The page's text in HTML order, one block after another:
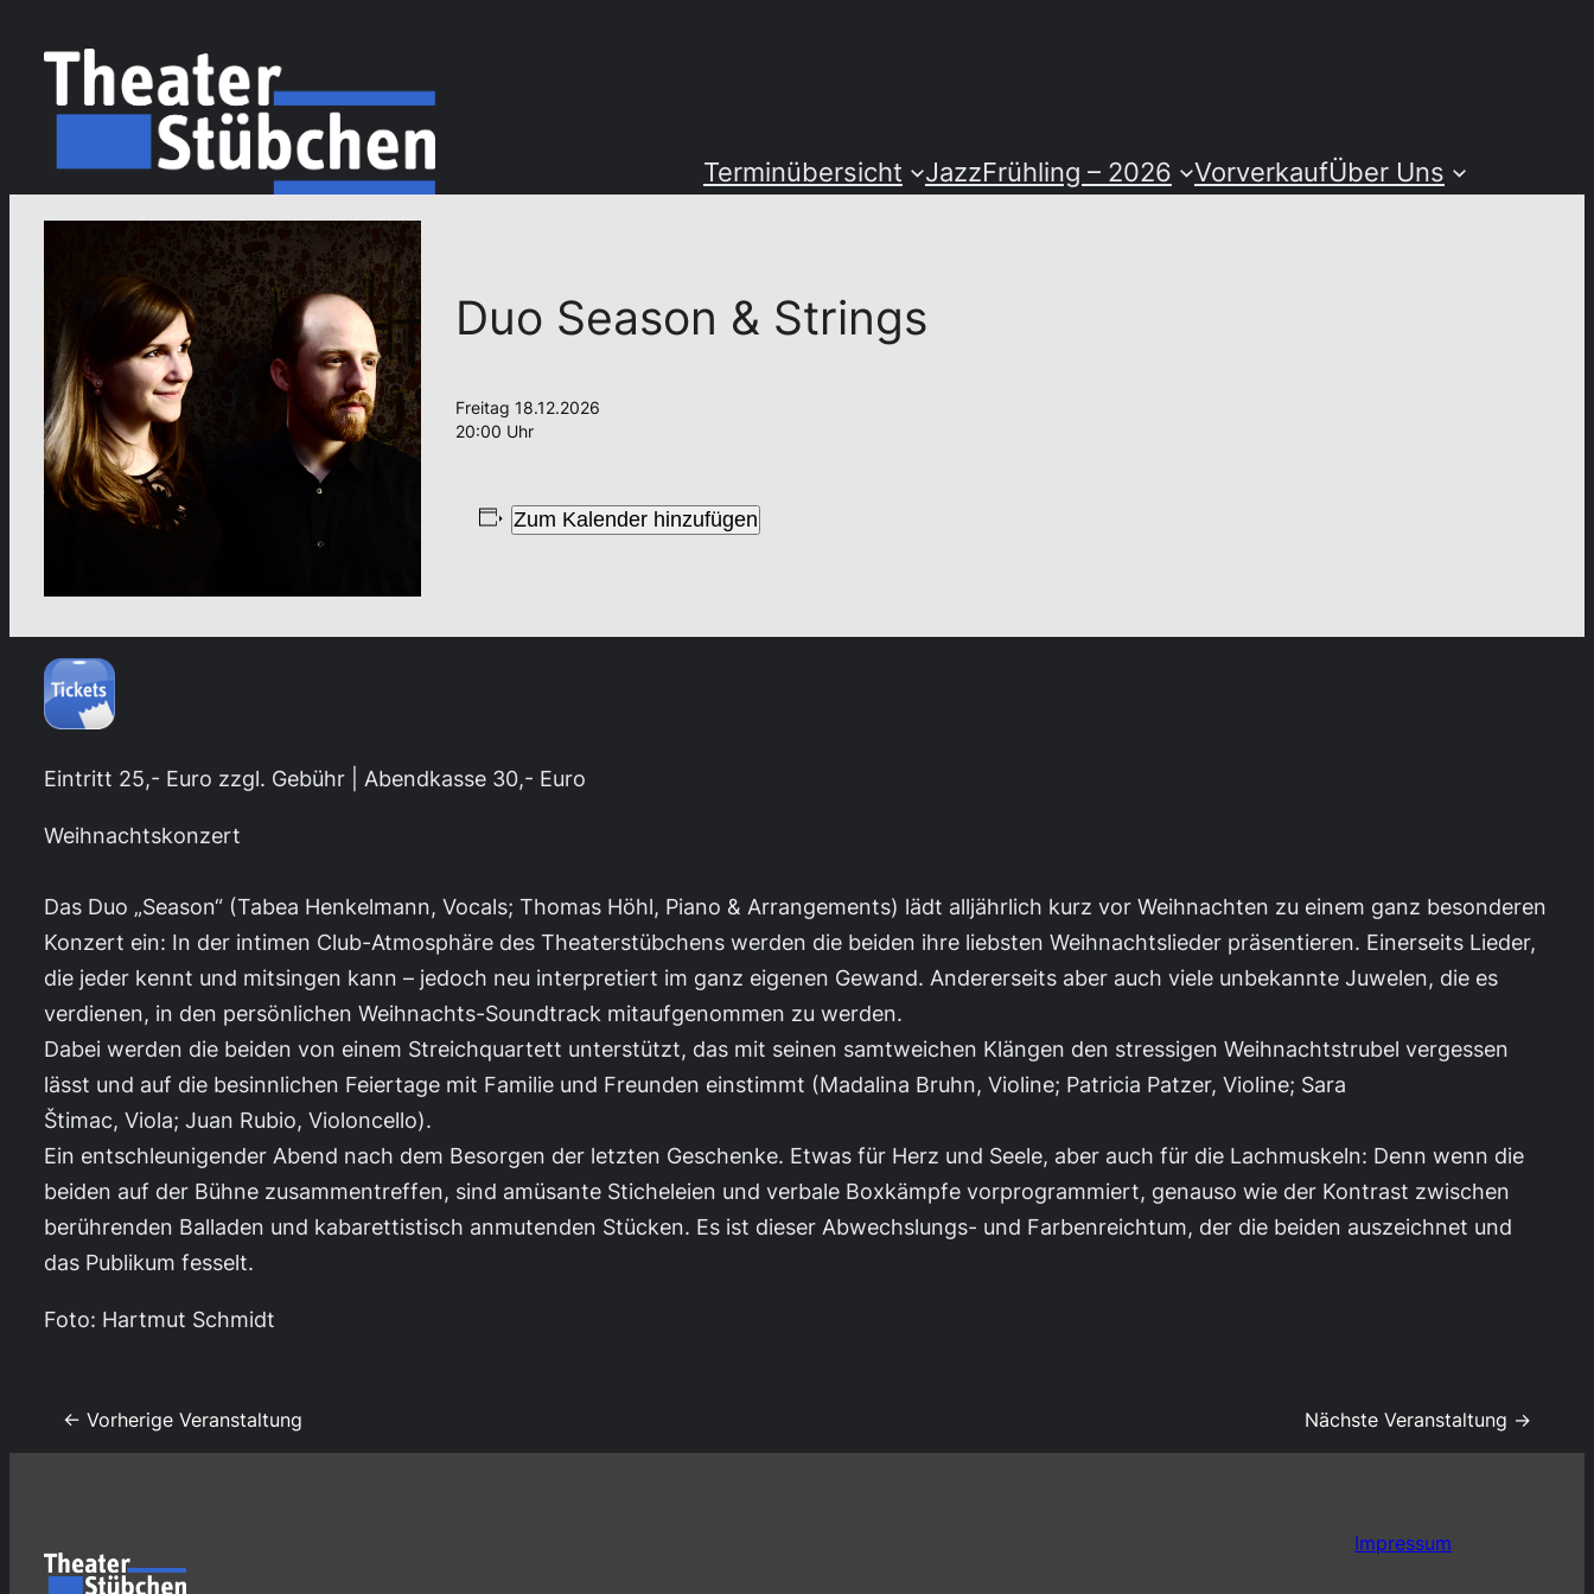
Terminübersicht JazzFrühling – 2026 VorverkaufÜber Uns
Duo Season & Strings
Freitag 18.12.2026
20:00 Uhr
Zum Kalender hinzufügen
Eintritt 25,- Euro zzgl. Gebühr | Abendkasse 30,- Euro
Weihnachtskonzert
Das Duo „Season“ (Tabea Henkelmann, Vocals; Thomas Höhl, Piano & Arrangements) lädt alljährlich kurz vor Weihnachten zu einem ganz besonderen
Konzert ein: In der intimen Club-Atmosphäre des Theaterstübchens werden die beiden ihre liebsten Weihnachtslieder präsentieren. Einerseits Lieder,
die jeder kennt und mitsingen kann – jedoch neu interpretiert im ganz eigenen Gewand. Andererseits aber auch viele unbekannte Juwelen, die es
verdienen, in den persönlichen Weihnachts-Soundtrack mitaufgenommen zu werden.
Dabei werden die beiden von einem Streichquartett unterstützt, das mit seinen samtweichen Klängen den stressigen Weihnachtstrubel vergessen
lässt und auf die besinnlichen Feiertage mit Familie und Freunden einstimmt (Madalina Bruhn, Violine; Patricia Patzer, Violine; Sara
Štimac, Viola; Juan Rubio, Violoncello).
Ein entschleunigender Abend nach dem Besorgen der letzten Geschenke. Etwas für Herz und Seele, aber auch für die Lachmuskeln: Denn wenn die
beiden auf der Bühne zusammentreffen, sind amüsante Sticheleien und verbale Boxkämpfe vorprogrammiert, genauso wie der Kontrast zwischen
berührenden Balladen und kabarettistisch anmutenden Stücken. Es ist dieser Abwechslungs- und Farbenreichtum, der die beiden auszeichnet und
das Publikum fesselt.
Foto: Hartmut Schmidt
← Vorherige Veranstaltung Nächste Veranstaltung →
Impressum